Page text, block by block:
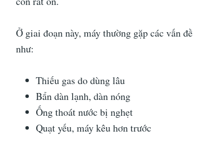
Ở giai đoạn này, máy thường gặp các vấn đề
như:
Thiếu gas do dùng lâu
Bẩn dàn lạnh, dàn nóng
Ống thoát nước bị nghẹt
Quạt yếu, máy kêu hơn trước